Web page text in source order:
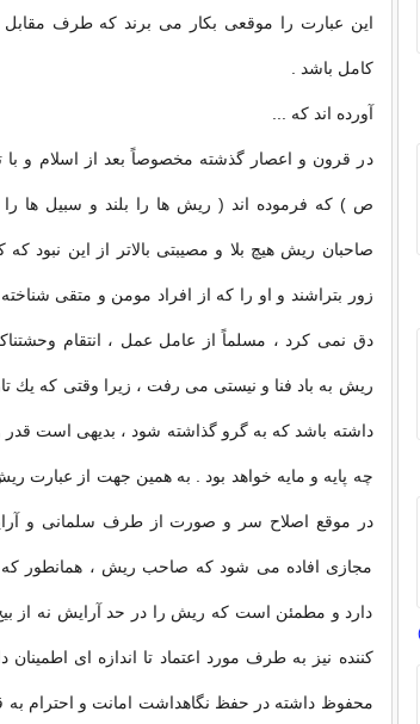
این عبارت را موقعی بكار می برند كه طرف مقابل
كامل باشد .
آورده اند كه ...
در قرون و اعصار گذشته مخصوصاً بعد از اسلام و با
ص ) كه فرموده اند ( ریش ها را بلند و سبیل ها را
صاحبان ریش هیچ بلا و مصیبتی بالاتر از این
زور بتراشند و او را كه از افراد مومن و متقی
دق نمی كرد ، مسلماً از عامل عمل ، انتقام
ریش به باد فنا و نیستی می رفت ، زیرا وقتی كه یك
داشته باشد كه به گرو گذاشته شود ، بدیهی است
چه پایه و مایه خواهد بود . به همین جهت از
در موقع اصلاح سر و صورت از طرف سلمانی و
مجازی افاده می شود كه صاحب ریش ، همانطور كه
دارد و مطمئن است كه ریش را در حد آرایش نه از
كننده نیز به طرف مورد اعتماد تا اندازه ای
محفوظ داشته در حفظ نگاهداشت امانت و احترام به